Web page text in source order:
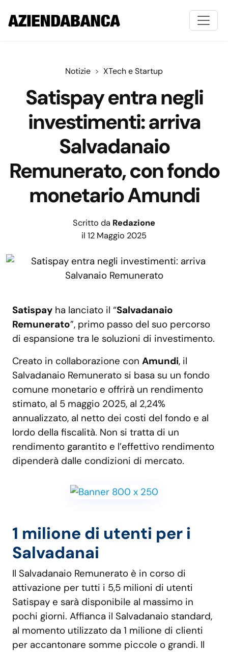
Notizie XTech e Startup
Satispay entra negli
investimenti: arriva
Salvadanaio
Remunerato, con fondo
monetario Amundi
Scritto da Redazione
il 12 Maggio 2025
Satispay ha lanciato il “Salvadanaio
Remunerato”, primo passo del suo percorso
di espansione tra le soluzioni di investimento.
Creato in collaborazione con Amundi, il
Salvadanaio Remunerato si basa su un fondo
comune monetario e offrirà un rendimento
stimato, al 5 maggio 2025, al 2,24%
annualizzato, al netto dei costi del fondo e al
lordo della fiscalità. Non si tratta di un
rendimento garantito e l’effettivo rendimento
dipenderà dalle condizioni di mercato.
1 milione di utenti per i
Salvadanai
Il Salvadanaio Remunerato è in corso di
attivazione per tutti i 5,5 milioni di utenti
Satispay e sarà disponibile al massimo in
pochi giorni. Affianca il Salvadanaio standard,
al momento utilizzato da 1 milione di clienti
per accantonare somme piccole o grandi. Il